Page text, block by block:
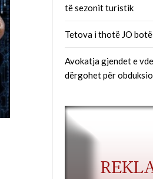
të sezonit turistik
Tetova i thotë JO
Avokatja gjendet e
dërgohet për